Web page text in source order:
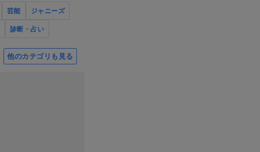
芸能
ジャニーズ
診断・占い
他のカテゴリも見る